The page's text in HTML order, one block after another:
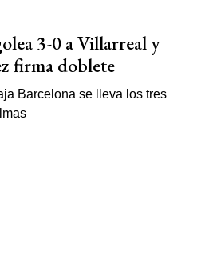
3-0 a Villarreal y
firma doblete